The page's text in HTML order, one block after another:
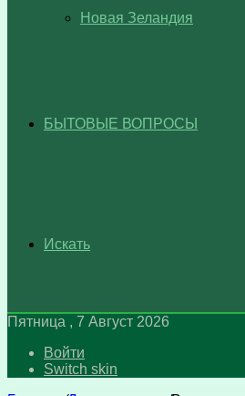
Новая Зеландия
БЫТОВЫЕ ВОПРОСЫ
Искать
Пятница , 7 Август 2026
Войти
Switch skin